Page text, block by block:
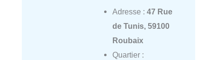
Adresse : 47 Rue
de Tunis, 59100
Roubaix
Quartier :